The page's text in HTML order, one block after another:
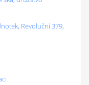
Revoluční 379,